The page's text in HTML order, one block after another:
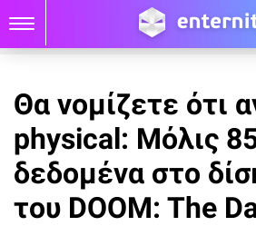
Θα νομίζετε ότι
physical: Μόλις
δεδομένα στο
του DOOM: The